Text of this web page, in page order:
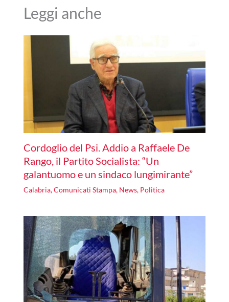
Leggi anche
Cordoglio del Psi. Addio a Raffaele De
Rango, il Partito Socialista: “Un
galantuomo e un sindaco lungimirante”
Calabria,Comunicati Stampa, News, Politica